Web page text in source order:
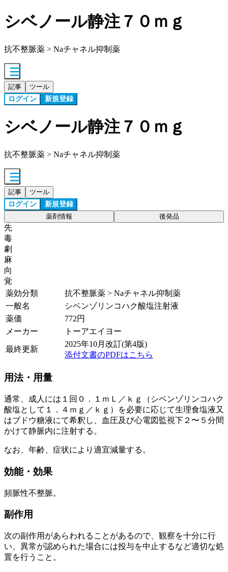
シベノール静注７０ｍｇ
抗不整脈薬 > Naチャネル抑制薬
記事 ツール
ログイン 新規登録
シベノール静注７０ｍｇ
抗不整脈薬 > Naチャネル抑制薬
記事 ツール
ログイン 新規登録
薬剤情報 後発品
先
毒
劇
麻
向
覚
薬効分類
抗不整脈薬 > Naチャネル抑制薬
一般名
シベンゾリンコハク酸塩注射液
薬価
772円
メーカー
トーアエイヨー
最終更新
2025年10月改訂(第4版)
添付文書のPDFはこちら
用法・用量
通常、成人には１回０．１ｍＬ／ｋｇ（シベンゾリンコハク
酸塩として１．４ｍｇ／ｋｇ）を必要に応じて生理食塩液又
はブドウ糖液にて希釈し、血圧及び心電図監視下２〜５分間
かけて静脈内に注射する。
なお、年齢、症状により適宜減量する。
効能・効果
頻脈性不整脈。
副作用
次の副作用があらわれることがあるので、観察を十分に行
い、異常が認められた場合には投与を中止するなど適切な処
置を行うこと。